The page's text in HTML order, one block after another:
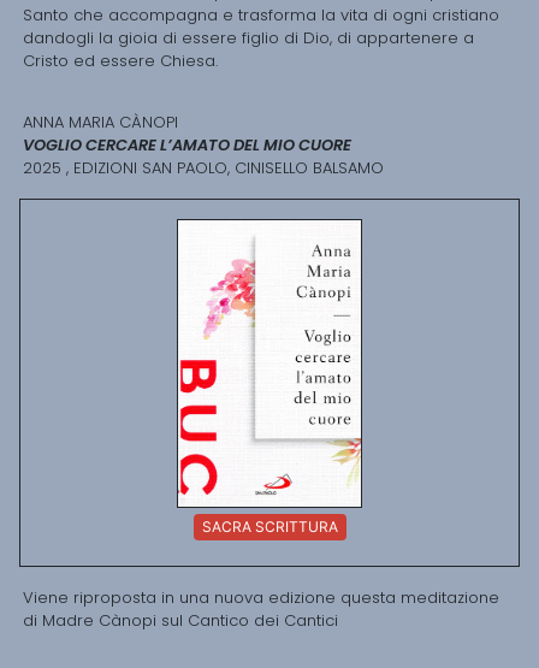
Santo che accompagna e trasforma la vita di ogni cristiano
dandogli la gioia di essere figlio di Dio, di appartenere a
Cristo ed essere Chiesa.
ANNA MARIA CÀNOPI
VOGLIO CERCARE L’AMATO DEL MIO CUORE
2025 , EDIZIONI SAN PAOLO, CINISELLO BALSAMO
SACRA SCRITTURA
Viene riproposta in una nuova edizione questa meditazione
di Madre Cànopi sul Cantico dei Cantici